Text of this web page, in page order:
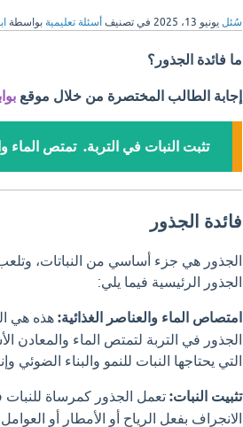
سُئل يونيو 13، 2025 في تصنيف أسئلة تعليمية بواسطة
ما فائدة الجذور؟
إجابة الطالب المختصرة من خلال موقع
تثبت النبات في التربة. تمتص الماء
فائدة الجذور
الجذور هي جزء أساسي من النباتات، وتلعب
الجذور الرئيسية فيما يلي:
امتصاص الماء والعناصر الغذائية: هذه هي
الجذور في التربة لتمتص الماء والمعادن
التي يحتاجها النبات للنمو والبناء الضوئي
تثبيت النبات: تعمل الجذور كمرساة للنبات
الانجراف بفعل الرياح أو الأمطار أو